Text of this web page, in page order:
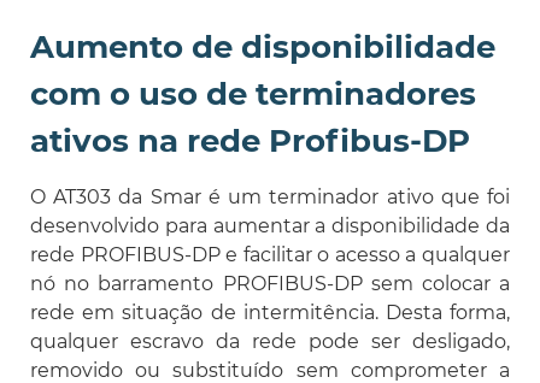
Aumento de disponibilidade
com o uso de terminadores
ativos na rede Profibus-DP
O AT303 da Smar é um terminador ativo que foi
desenvolvido para aumentar a disponibilidade da
rede PROFIBUS-DP e facilitar o acesso a qualquer
nó no barramento PROFIBUS-DP sem colocar a
rede em situação de intermitência. Desta forma,
qualquer escravo da rede pode ser desligado,
removido ou substituído sem comprometer a